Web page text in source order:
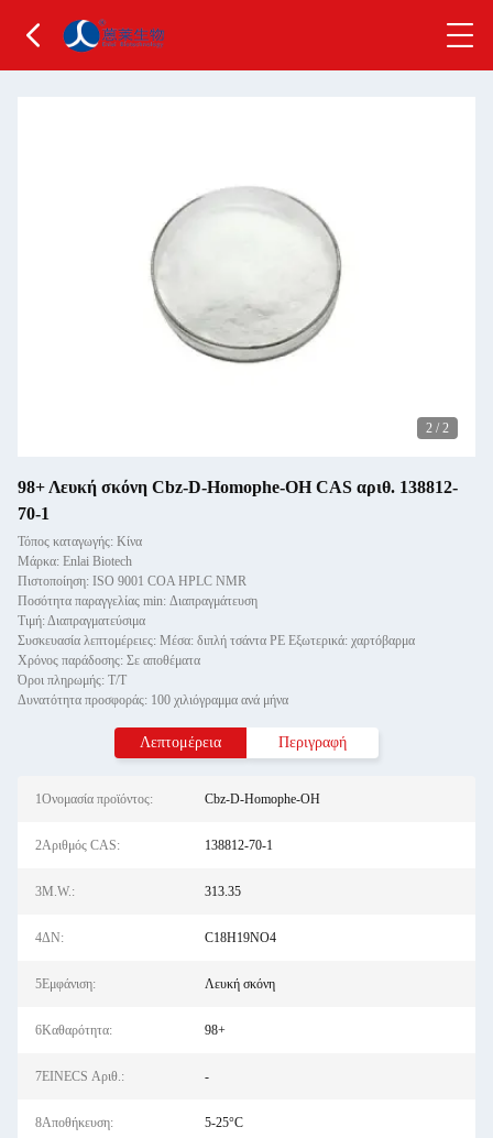
2 / 2
98+ Λευκή σκόνη Cbz-D-Homophe-OH CAS αριθ. 138812-
70-1
Τόπος καταγωγής: Κίνα
Μάρκα: Enlai Biotech
Πιστοποίηση: ISO 9001 COA HPLC NMR
Ποσότητα παραγγελίας min: Διαπραγμάτευση
Τιμή: Διαπραγματεύσιμα
Συσκευασία λεπτομέρειες: Μέσα: διπλή τσάντα PE Εξωτερικά: χαρτόβαρμα
Χρόνος παράδοσης: Σε αποθέματα
Όροι πληρωμής: Τ/Τ
Δυνατότητα προσφοράς: 100 χιλιόγραμμα ανά μήνα
Λεπτομέρεια Περιγραφή
1Ονομασία προϊόντος: Cbz-D-Homophe-OH
2Αριθμός CAS: 138812-70-1
3M.W.: 313.35
4ΔΝ: C18H19NO4
5Εμφάνιση: Λευκή σκόνη
6Καθαρότητα: 98+
7EINECS Αριθ.: -
8Αποθήκευση: 5-25°C